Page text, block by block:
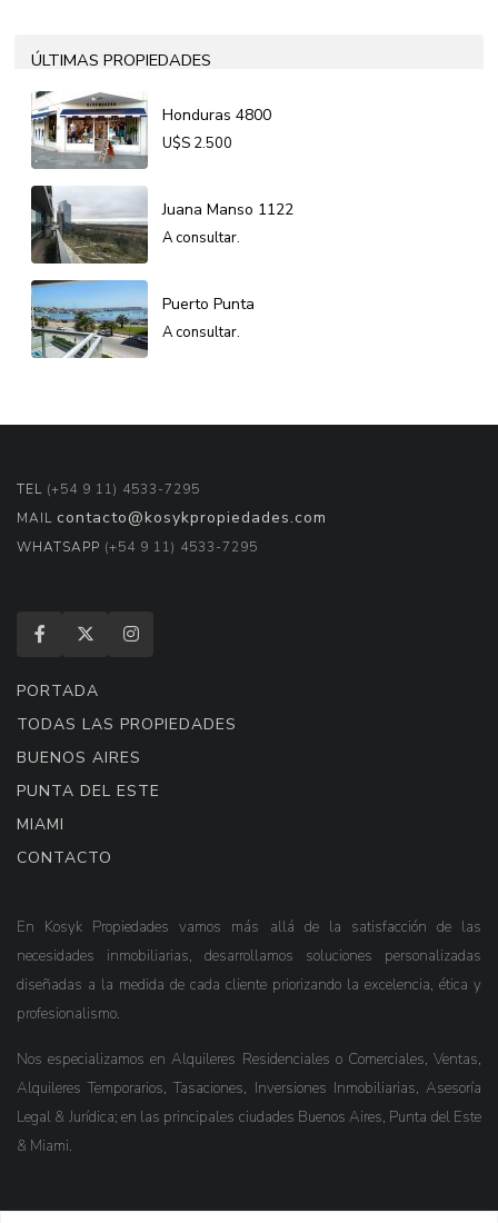
ÚLTIMAS PROPIEDADES
Honduras 4800
U$S 2.500
Juana Manso 1122
A consultar.
Puerto Punta
A consultar.
TEL (+54 9 11) 4533-7295
MAIL contacto@kosykpropiedades.com
WHATSAPP (+54 9 11) 4533-7295
PORTADA
TODAS LAS PROPIEDADES
BUENOS AIRES
PUNTA DEL ESTE
MIAMI
CONTACTO
En Kosyk Propiedades vamos más allá de la satisfacción de las
necesidades inmobiliarias, desarrollamos soluciones personalizadas
diseñadas a la medida de cada cliente priorizando la excelencia, ética y
profesionalismo.
Nos especializamos en Alquileres Residenciales o Comerciales, Ventas,
Alquileres Temporarios, Tasaciones, Inversiones Inmobiliarias, Asesoría
Legal & Jurídica; en las principales ciudades Buenos Aires, Punta del Este
& Miami.